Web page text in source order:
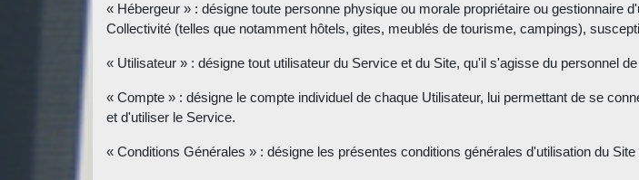
« Hébergeur » : désigne toute personne physique ou morale propriétaire ou gestionnaire
Collectivité (telles que notamment hôtels, gites, meublés de tourisme, campings),
« Utilisateur » : désigne tout utilisateur du Service et du Site, qu'il s'agisse du personnel
« Compte » : désigne le compte individuel de chaque Utilisateur, lui permettant de se
et d'utiliser le Service.
« Conditions Générales » : désigne les présentes conditions générales d'utilisation du